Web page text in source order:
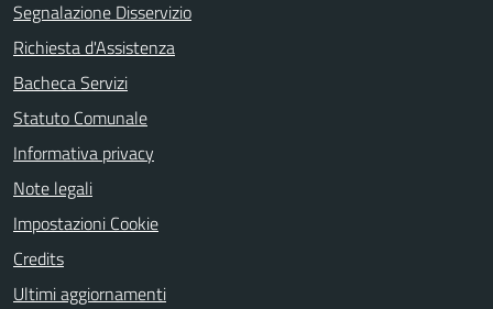
Segnalazione Disservizio
Richiesta d'Assistenza
Bacheca Servizi
Statuto Comunale
Informativa privacy
Note legali
Impostazioni Cookie
Credits
Ultimi aggiornamenti